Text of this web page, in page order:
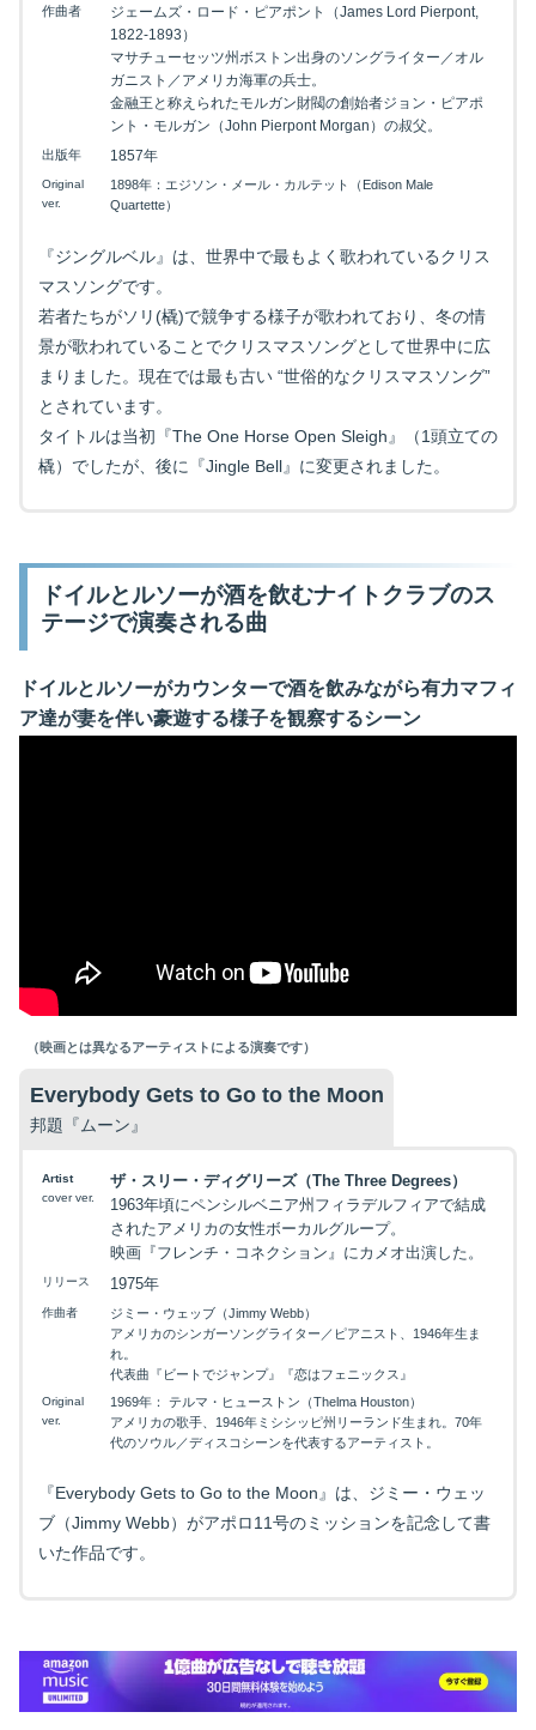
作曲者
ジェームズ・ロード・ピアポント（James Lord Pierpont,
1822-1893）
マサチューセッツ州ボストン出身のソングライター／オル
ガニスト／アメリカ海軍の兵士。
金融王と称えられたモルガン財閥の創始者ジョン・ピアポ
ント・モルガン（John Pierpont Morgan）の叔父。
出版年 1857年
Original
ver.
1898年：エジソン・メール・カルテット（Edison Male
Quartette）
『ジングルベル』は、世界中で最もよく歌われているクリス
マスソングです。
若者たちがソリ(橇)で競争する様子が歌われており、冬の情
景が歌われていることでクリスマスソングとして世界中に広
まりました。現在では最も古い “世俗的なクリスマスソング”
とされています。
タイトルは当初『The One Horse Open Sleigh』（1頭立ての
橇）でしたが、後に『Jingle Bell』に変更されました。
ドイルとルソーが酒を飲むナイトクラブのス
テージで演奏される曲
ドイルとルソーがカウンターで酒を飲みながら有力マフィ
ア達が妻を伴い豪遊する様子を観察するシーン
（映画とは異なるアーティストによる演奏です）
Everybody Gets to Go to the Moon
邦題『ムーン』
Artist
cover ver.
ザ・スリー・ディグリーズ（The Three Degrees）
1963年頃にペンシルベニア州フィラデルフィアで結成
されたアメリカの女性ボーカルグループ。
映画『フレンチ・コネクション』にカメオ出演した。
リリース 1975年
作曲者
ジミー・ウェッブ（Jimmy Webb）
アメリカのシンガーソングライター／ピアニスト、1946年生ま
れ。
代表曲『ビートでジャンプ』『恋はフェニックス』
Original
ver.
1969年： テルマ・ヒューストン（Thelma Houston）
アメリカの歌手、1946年ミシシッピ州リーランド生まれ。70年
代のソウル／ディスコシーンを代表するアーティスト。
『Everybody Gets to Go to the Moon』は、ジミー・ウェッ
ブ（Jimmy Webb）がアポロ11号のミッションを記念して書
いた作品です。